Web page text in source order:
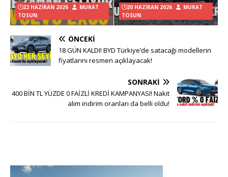
22 HAZIRAN 2026
MURAT
TOSUN
20 HAZIRAN 2026
MURAT
TOSUN
ÖNCEKI
18 GÜN KALDI! BYD Türkiye’de satacağı modellerin
fiyatlarını resmen açıklayacak!
SONRAKI
400 BİN TL YÜZDE 0 FAİZLİ KREDİ KAMPANYASI! Nakit
alım indirim oranları da belli oldu!